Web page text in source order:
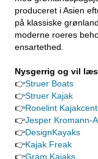
produceret i Asien
på klassiske
moderne roeres
ensartethed.
Nysgerrig og vil
👉Struer Boats
👉Struer Kajak
👉Ronelint
👉Jesper Kromann-
👉DesignKayaks
👉Kajak Freak
👉Gram Kajaks